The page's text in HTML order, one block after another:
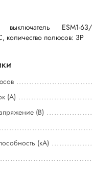
выключатель
количество полюсов: 3P
(А)
(В)
(кА)